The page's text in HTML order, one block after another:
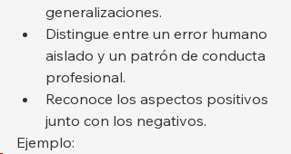
generalizaciones.
Distingue entre un error humano
aislado y un patrón de conducta
profesional.
Reconoce los aspectos positivos
junto con los negativos.
Ejemplo: